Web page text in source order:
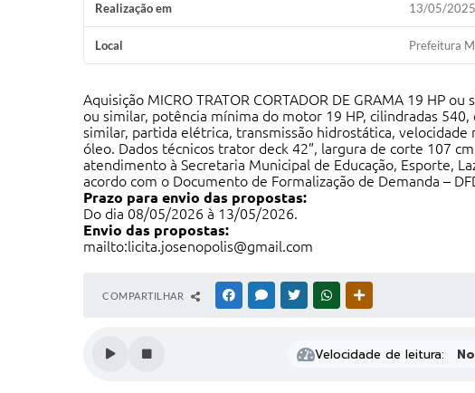
Realização em 13/05/
Local Prefeitura
Aquisição MICRO TRATOR CORTADOR DE GRAMA 19 HP
ou similar, potência mínima do motor 19 HP, cilindradas
similar, partida elétrica, transmissão hidrostática,
óleo. Dados técnicos trator deck 42”, largura de corte 107
atendimento à Secretaria Municipal de Educação, Esporte,
acordo com o Documento de Formalização de Demanda –
Prazo para envio das propostas:
Do dia 08/05/2026 à 13/05/2026.
Envio das propostas:
mailto:licita.josenopolis@gmail.com
COMPARTILHAR FACEBOOKMESSENGER
TWITTERWHATSAPP
Velocidade de leitura: